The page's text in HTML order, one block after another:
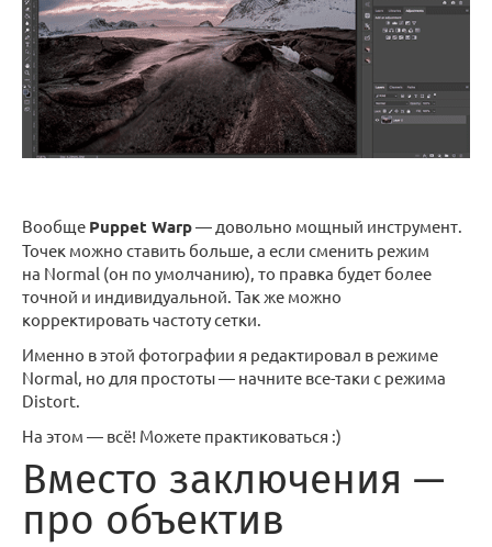
Вообще Puppet Warp— довольно мощный инструмент.
Точек можно ставить больше, а если сменить режим
на Normal (он по умолчанию), то правка будет более
точной и индивидуальной. Так же можно
корректировать частоту сетки.
Именно в этой фотографии я редактировал в режиме
Normal, но для простоты — начните все-таки с режима
Distort.
На этом — всё! Можете практиковаться :)
Вместо заключения —
про объектив